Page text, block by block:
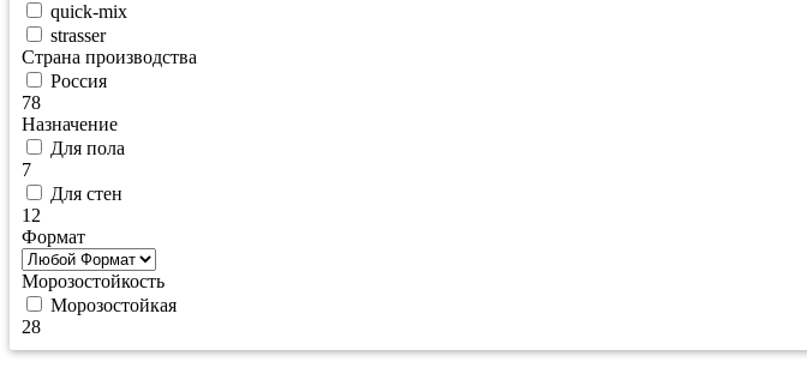
quick-mix
strasser
Страна производства
Россия
78
Назначение
Для пола
7
Для стен
12
Формат
Морозостойкость
Морозостойкая
28